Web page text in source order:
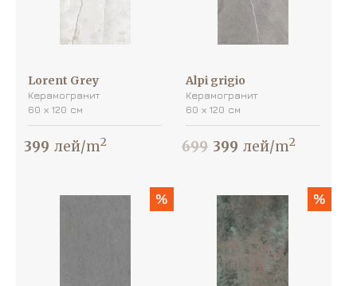
Lorent Grey
Керамогранит
60 х 120 см
399 лей/m2
Alpi grigio
Керамогранит
60 х 120 см
699 399 лей/m2
% %